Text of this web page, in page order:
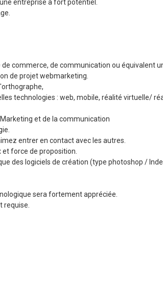
entreprise à fort potentiel.
commerce, de communication ou équivalent
de projet webmarketing.
technologies : web, mobile, réalité virtuelle/
et de la communication
entrer en contact avec les autres.
force de proposition.
des logiciels de création (type photoshop /
sera fortement appréciée.
requise.